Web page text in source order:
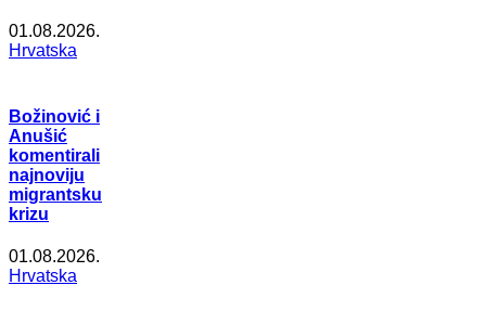
01.08.2026.
Hrvatska
Božinović i
Anušić
komentirali
najnoviju
migrantsku
krizu
01.08.2026.
Hrvatska